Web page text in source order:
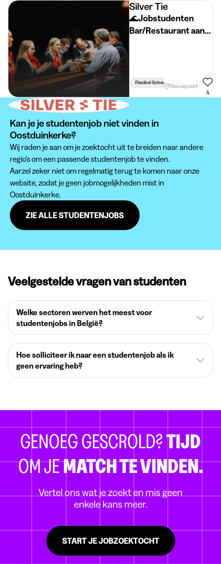
Silver Tie
🌊Jobstudenten
Bar/Restaurant aan
de Kust 🍹
Flexibel SchemaNieuwpoort
4
Kan je je studentenjob niet vinden in
Oostduinkerke?
Wij raden je aan om je zoektocht uit te breiden naar andere
regio's om een passende studentenjob te vinden.
Aarzel zeker niet om regelmatig terug te komen naar onze
website, zodat je geen jobmogelijkheden mist in
Oostduinkerke.
ZIE ALLE STUDENTENJOBS
Veelgestelde vragen van studenten
Welke sectoren werven het meest voor
studentenjobs in België?
Hoe solliciteer ik naar een studentenjob als ik
geen ervaring heb?
GENOEG GESCROLD?TIJD
OM JEMATCH TE VINDEN.
Vertel ons wat je zoekt en mis geen
enkele kans meer.
START JE JOBZOEKTOCHT